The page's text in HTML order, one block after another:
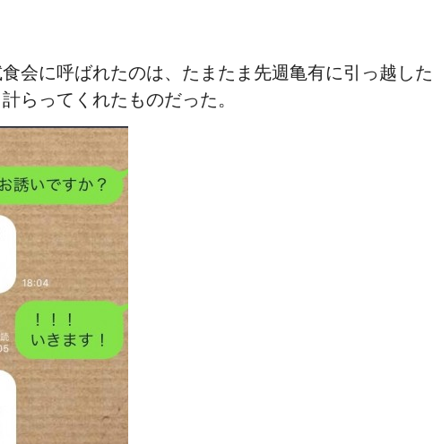
会に呼ばれたのは、たまたま先週亀有に引っ越した
らってくれたものだった。